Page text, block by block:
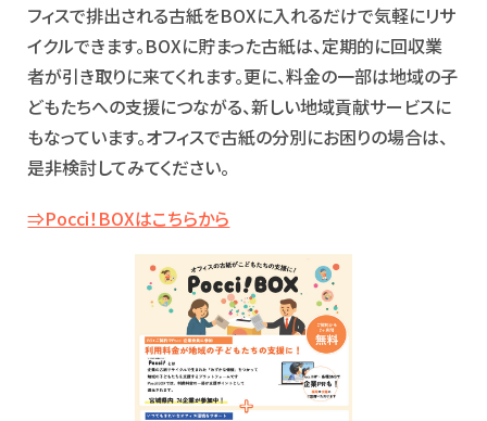
フィスで排出される古紙をBOXに入れるだけで気軽にリサ
イクルできます。BOXに貯まった古紙は、定期的に回収業
者が引き取りに来てくれます。更に、料金の一部は地域の子
どもたちへの支援につながる、新しい地域貢献サービスに
もなっています。オフィスで古紙の分別にお困りの場合は、
是非検討してみてください。
⇒Pocci！BOXはこちらから